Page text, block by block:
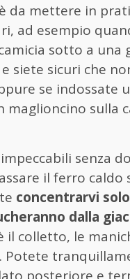
da mettere in
ad esempio
sotto a una
siete sicuri che
se indossate
maglioncino sulla
senza
il ferro caldo
concentrarvi
dalla
il colletto, le
Potete
posteriore e